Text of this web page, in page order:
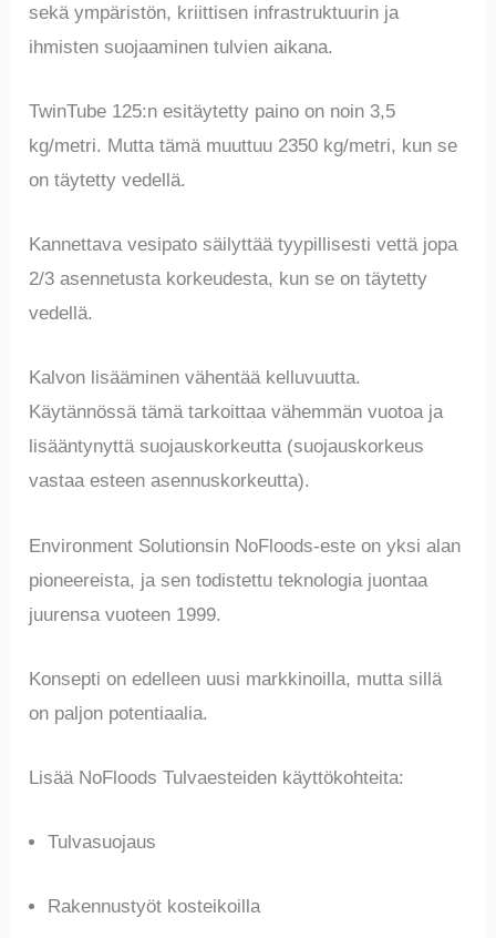
sekä ympäristön, kriittisen infrastruktuurin ja
ihmisten suojaaminen tulvien aikana.
TwinTube 125:n esitäytetty paino on noin 3,5
kg/metri. Mutta tämä muuttuu 2350 kg/metri, kun se
on täytetty vedellä.
Kannettava vesipato säilyttää tyypillisesti vettä jopa
2/3 asennetusta korkeudesta, kun se on täytetty
vedellä.
Kalvon lisääminen vähentää kelluvuutta.
Käytännössä tämä tarkoittaa vähemmän vuotoa ja
lisääntynyttä suojauskorkeutta (suojauskorkeus
vastaa esteen asennuskorkeutta).
Environment Solutionsin NoFloods-este on yksi alan
pioneereista, ja sen todistettu teknologia juontaa
juurensa vuoteen 1999.
Konsepti on edelleen uusi markkinoilla, mutta sillä
on paljon potentiaalia.
Lisää NoFloods Tulvaesteiden käyttökohteita:
Tulvasuojaus
Rakennustyöt kosteikoilla